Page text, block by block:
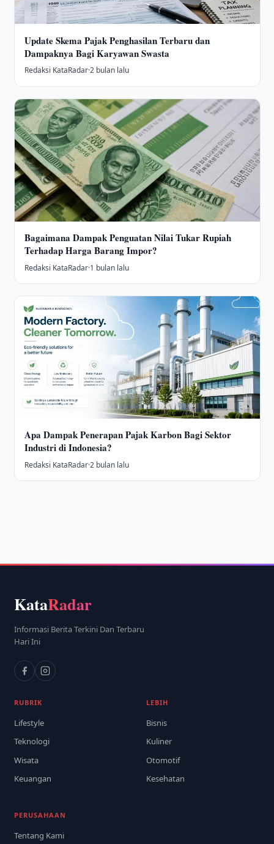
Update Skema Pajak Penghasilan Terbaru dan
Dampaknya Bagi Karyawan Swasta
Redaksi KataRadar·2 bulan lalu
Bagaimana Dampak Penguatan Nilai Tukar Rupiah
Terhadap Harga Barang Impor?
Redaksi KataRadar·1 bulan lalu
Apa Dampak Penerapan Pajak Karbon Bagi Sektor
Industri di Indonesia?
Redaksi KataRadar·2 bulan lalu
KataRadar
Informasi Berita Terkini Dan Terbaru
Hari Ini
RUBRIK
Lifestyle
Teknologi
Wisata
Keuangan
LEBIH
Bisnis
Kuliner
Otomotif
Kesehatan
PERUSAHAAN
Tentang Kami